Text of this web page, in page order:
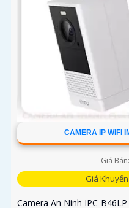
CAMERA IP WIFI
Giá
Giá
Camera An Ninh IPC-